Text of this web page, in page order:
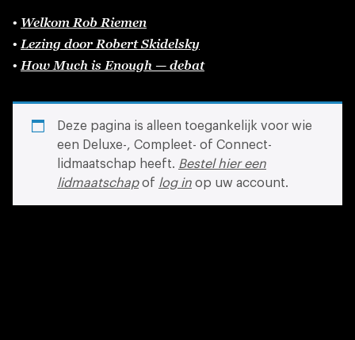
• Welkom Rob Riemen
• Lezing door Robert Skidelsky
• How Much is Enough — debat
Deze pagina is alleen toegankelijk voor wie
een Deluxe-, Compleet- of Connect-
lidmaatschap heeft. Bestel hier een
lidmaatschapof log in op uw account.